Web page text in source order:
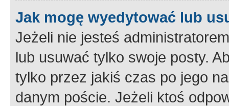
Jak mogę wyedytować lub
Jeżeli nie jesteś
lub usuwać tylko swoje posty.
tylko przez jakiś czas po jego
danym poście. Jeżeli ktoś